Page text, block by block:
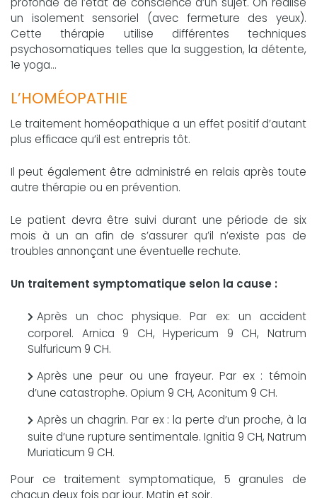
un isolement sensoriel (avec fermeture des yeux).
Cette thérapie utilise différentes techniques
psychosomatiques telles que la suggestion, la détente,
1e yoga...
L’HOMÉOPATHIE
Le traitement homéopathique a un effet positif d’autant
plus efficace qu’il est entrepris tôt.
Il peut également être administré en relais après toute
autre thérapie ou en prévention.
Le patient devra être suivi durant une période de six
mois à un an afin de s’assurer qu’il n’existe pas de
troubles annonçant une éventuelle rechute.
Un traitement symptomatique selon la cause :
Après un choc physique. Par ex: un accident
corporel. Arnica 9 CH, Hypericum 9 CH, Natrum
Sulfuricum 9 CH.
Après une peur ou une frayeur. Par ex : témoin
d’une catastrophe. Opium 9 CH, Aconitum 9 CH.
Après un chagrin. Par ex : la perte d’un proche, à la
suite d’une rupture sentimentale. Ignitia 9 CH, Natrum
Muriaticum 9 CH.
Pour ce traitement symptomatique, 5 granules de
chacun deux fois par jour. Matin et soir.